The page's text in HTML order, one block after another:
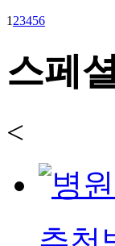
1 23456
스페
<